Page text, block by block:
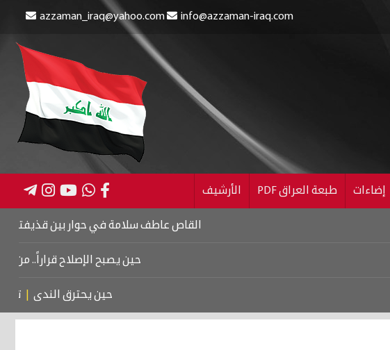
azzaman_iraq@yahoo.com info@azzaman-iraq.com
إضاءات طبعة العراق PDF الأرشيف
القاص عاطف سلامة في حوار بين قذيفتين | كتاب
حين يصبح الإصلاح قراراً.. من كربلاء
حين يحترق الندى | تشييع